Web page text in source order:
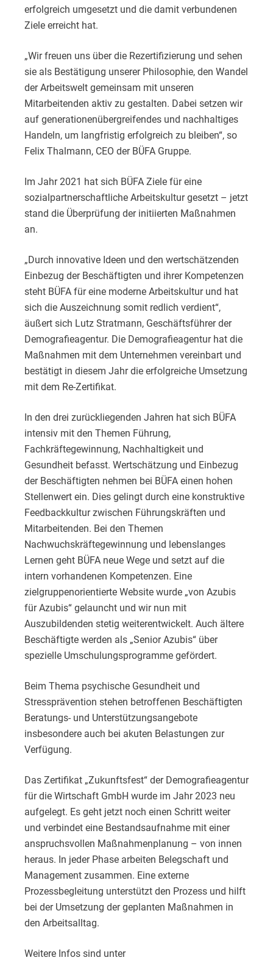
erfolgreich umgesetzt und die damit verbundenen
Ziele erreicht hat.
„Wir freuen uns über die Rezertifizierung und sehen
sie als Bestätigung unserer Philosophie, den Wandel
der Arbeitswelt gemeinsam mit unseren
Mitarbeitenden aktiv zu gestalten. Dabei setzen wir
auf generationenübergreifendes und nachhaltiges
Handeln, um langfristig erfolgreich zu bleiben“, so
Felix Thalmann, CEO der BÜFA Gruppe.
Im Jahr 2021 hat sich BÜFA Ziele für eine
sozialpartnerschaftliche Arbeitskultur gesetzt – jetzt
stand die Überprüfung der initiierten Maßnahmen
an.
„Durch innovative Ideen und den wertschätzenden
Einbezug der Beschäftigten und ihrer Kompetenzen
steht BÜFA für eine moderne Arbeitskultur und hat
sich die Auszeichnung somit redlich verdient“,
äußert sich Lutz Stratmann, Geschäftsführer der
Demografieagentur. Die Demografieagentur hat die
Maßnahmen mit dem Unternehmen vereinbart und
bestätigt in diesem Jahr die erfolgreiche Umsetzung
mit dem Re-Zertifikat.
In den drei zurückliegenden Jahren hat sich BÜFA
intensiv mit den Themen Führung,
Fachkräftegewinnung, Nachhaltigkeit und
Gesundheit befasst. Wertschätzung und Einbezug
der Beschäftigten nehmen bei BÜFA einen hohen
Stellenwert ein. Dies gelingt durch eine konstruktive
Feedbackkultur zwischen Führungskräften und
Mitarbeitenden. Bei den Themen
Nachwuchskräftegewinnung und lebenslanges
Lernen geht BÜFA neue Wege und setzt auf die
intern vorhandenen Kompetenzen. Eine
zielgruppenorientierte Website wurde „von Azubis
für Azubis“ gelauncht und wir nun mit
Auszubildenden stetig weiterentwickelt. Auch ältere
Beschäftigte werden als „Senior Azubis“ über
spezielle Umschulungsprogramme gefördert.
Beim Thema psychische Gesundheit und
Stressprävention stehen betroffenen Beschäftigten
Beratungs- und Unterstützungsangebote
insbesondere auch bei akuten Belastungen zur
Verfügung.
Das Zertifikat „Zukunftsfest“ der Demografieagentur
für die Wirtschaft GmbH wurde im Jahr 2023 neu
aufgelegt. Es geht jetzt noch einen Schritt weiter
und verbindet eine Bestandsaufnahme mit einer
anspruchsvollen Maßnahmenplanung – von innen
heraus. In jeder Phase arbeiten Belegschaft und
Management zusammen. Eine externe
Prozessbegleitung unterstützt den Prozess und hilft
bei der Umsetzung der geplanten Maßnahmen in
den Arbeitsalltag.
Weitere Infos sind unter